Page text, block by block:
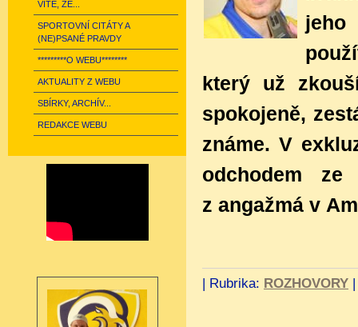
VÍTE, ŽE...
SPORTOVNÍ CITÁTY A
(NE)PSANÉ PRAVDY
*********O WEBU********
AKTUALITY Z WEBU
SBÍRKY, ARCHÍV...
REDAKCE WEBU
jeho
který už
spokojeně,
známe. V
odchodem
z angažmá v
| Rubrika: ROZHOVORY